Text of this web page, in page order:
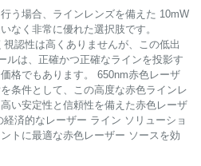
う場合、ラインレンズを備えた 10mW
なく非常に優れた選択肢です。
認性は高くありませんが、この低出
ルは、正確かつ正確なラインを投影す
格でもあります。 650nm赤色レーザ
条件として、この高度な赤色ラインレ
い安定性と信頼性を備えた赤色レーザ
済的なレーザー ライン ソリューショ
トに最適な赤色レーザー ソースを効